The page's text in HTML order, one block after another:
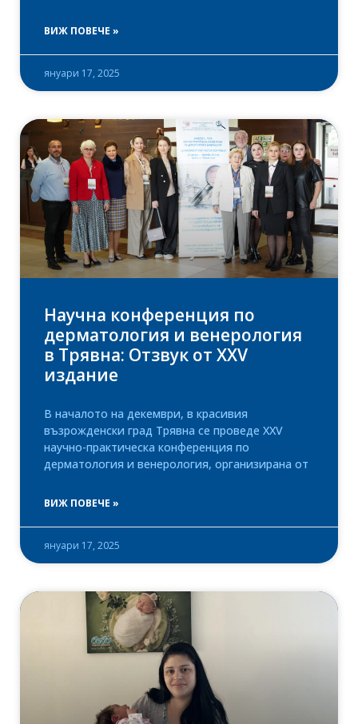
ВИЖ ПОВЕЧЕ »
януари 17, 2025
Научна конференция по
дерматология и венерология
в Трявна: Отзвук от XXV
издание
В началото на декември, в красивия
възрожденски град Трявна се проведе XXV
научно-практическа конференция по
дерматология и венерология, организирана от
ВИЖ ПОВЕЧЕ »
януари 17, 2025